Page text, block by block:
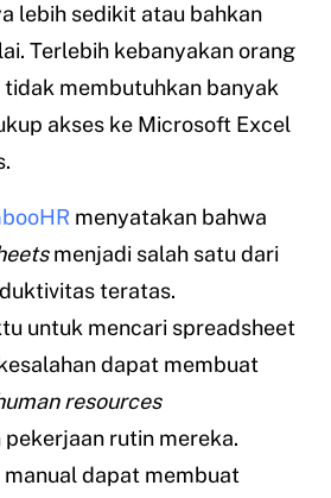
lebih sedikit atau bahkan
Terlebih kebanyakan orang
tidak membutuhkan banyak
akses ke Microsoft Excel
menyatakan bahwa
menjadi salah satu dari
teratas.
untuk mencari spreadsheet
dapat membuat
resources
rutin mereka.
dapat membuat